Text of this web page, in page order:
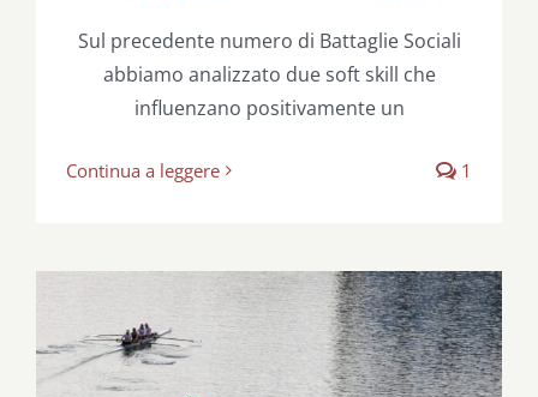
Sul precedente numero di Battaglie Sociali
abbiamo analizzato due soft skill che
influenzano positivamente un
Continua a leggere 1